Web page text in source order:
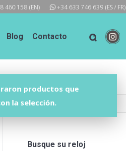
+34 633 746 639 (ES / FR)
460 158 (EN)
Blog Contacto
productos que
la selección.
Español
Busque su reloj